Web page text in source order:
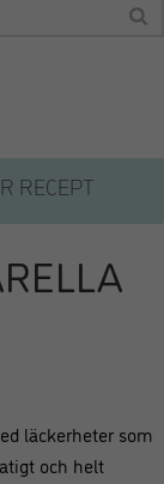
RECEPT
läckerheter som
och helt